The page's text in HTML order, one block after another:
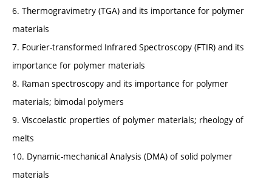
6. Thermogravimetry (TGA) and its importance for polymer
materials
7. Fourier-transformed Infrared Spectroscopy (FTIR) and its
importance for polymer materials
8. Raman spectroscopy and its importance for polymer
materials; bimodal polymers
9. Viscoelastic properties of polymer materials; rheology of
melts
10. Dynamic-mechanical Analysis (DMA) of solid polymer
materials